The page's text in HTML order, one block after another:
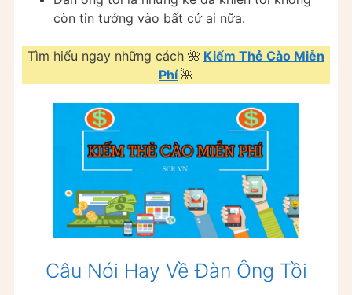
còn tin tưởng vào bất cứ ai nữa.
Tìm hiểu ngay những cách 🌺 Kiếm Thẻ Cào Miễn
Phí 🌺
Câu Nói Hay Về Đàn Ông Tồi